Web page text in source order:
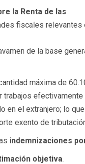
la Renta de las
fiscales relevantes
de la base
máxima de
trabajos
en el extranjero; lo
exento de
indemnizaciones
objetiva.